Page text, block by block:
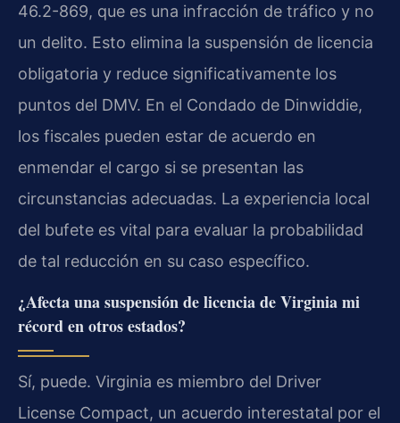
46.2-869, que es una infracción de tráfico y no
un delito. Esto elimina la suspensión de licencia
obligatoria y reduce significativamente los
puntos del DMV. En el Condado de Dinwiddie,
los fiscales pueden estar de acuerdo en
enmendar el cargo si se presentan las
circunstancias adecuadas. La experiencia local
del bufete es vital para evaluar la probabilidad
de tal reducción en su caso específico.
¿Afecta una suspensión de licencia de Virginia mi
récord en otros estados?
Sí, puede. Virginia es miembro del Driver
License Compact, un acuerdo interestatal por el